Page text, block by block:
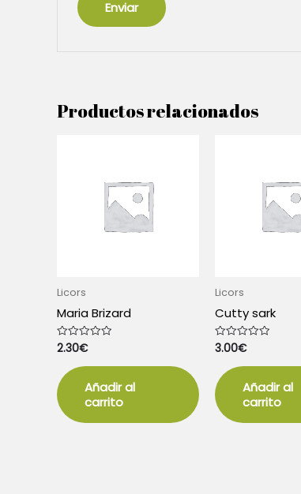
Productos relacionados
Licors
Maria Brizard
Valorado
con
de
5
2.30€
Añadir al
carrito
Licors
Cutty sark
Valorado
con
de
5
3.00€
Añadir al
carrito